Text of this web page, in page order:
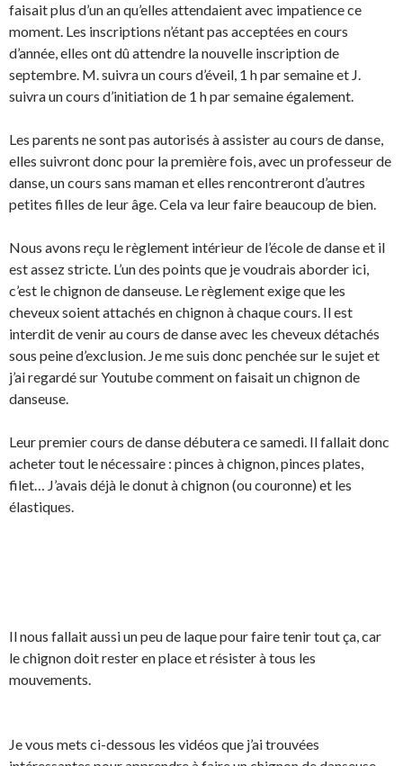
faisait plus d’un an qu’elles attendaient avec impatience ce
moment. Les inscriptions n’étant pas acceptées en cours
d’année, elles ont dû attendre la nouvelle inscription de
septembre. M. suivra un cours d’éveil, 1 h par semaine et J.
suivra un cours d’initiation de 1 h par semaine également.
Les parents ne sont pas autorisés à assister au cours de danse,
elles suivront donc pour la première fois, avec un professeur de
danse, un cours sans maman et elles rencontreront d’autres
petites filles de leur âge. Cela va leur faire beaucoup de bien.
Nous avons reçu le règlement intérieur de l’école de danse et il
est assez stricte. L’un des points que je voudrais aborder ici,
c’est le chignon de danseuse. Le règlement exige que les
cheveux soient attachés en chignon à chaque cours. Il est
interdit de venir au cours de danse avec les cheveux détachés
sous peine d’exclusion. Je me suis donc penchée sur le sujet et
j’ai regardé sur Youtube comment on faisait un chignon de
danseuse.
Leur premier cours de danse débutera ce samedi. Il fallait donc
acheter tout le nécessaire : pinces à chignon, pinces plates,
filet… J’avais déjà le donut à chignon (ou couronne) et les
élastiques.
Il nous fallait aussi un peu de laque pour faire tenir tout ça, car
le chignon doit rester en place et résister à tous les
mouvements.
Je vous mets ci-dessous les vidéos que j’ai trouvées